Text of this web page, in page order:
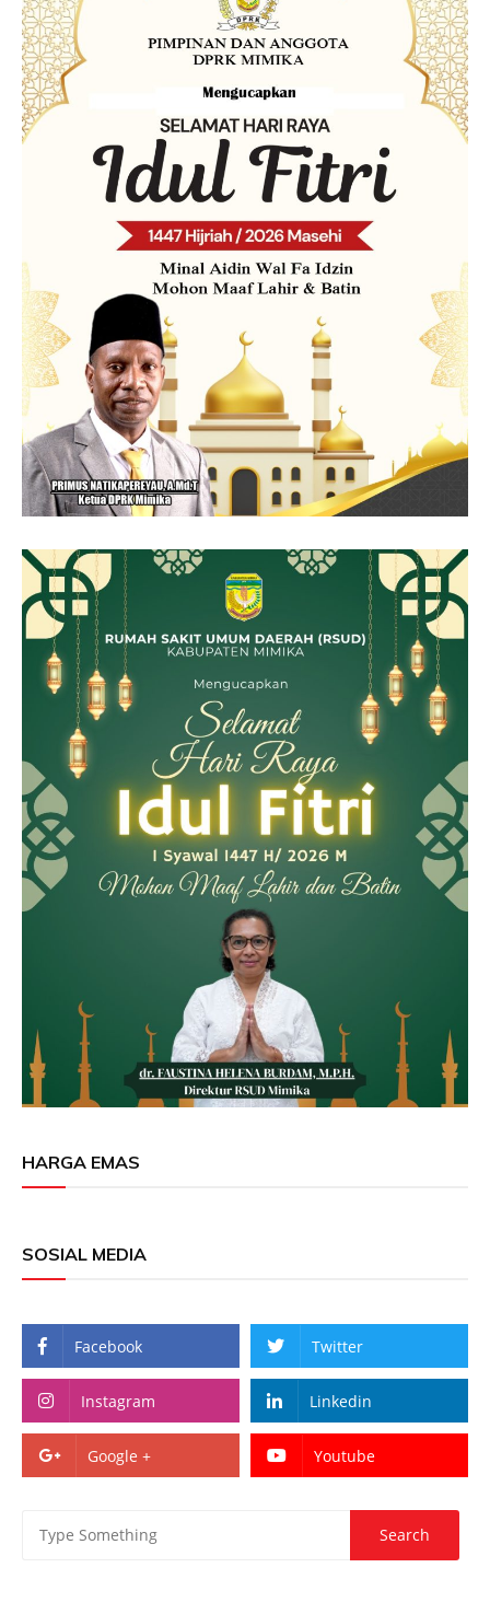
HARGA EMAS
SOSIAL MEDIA
Facebook Twitter
Instagram Linkedin
Google + Youtube